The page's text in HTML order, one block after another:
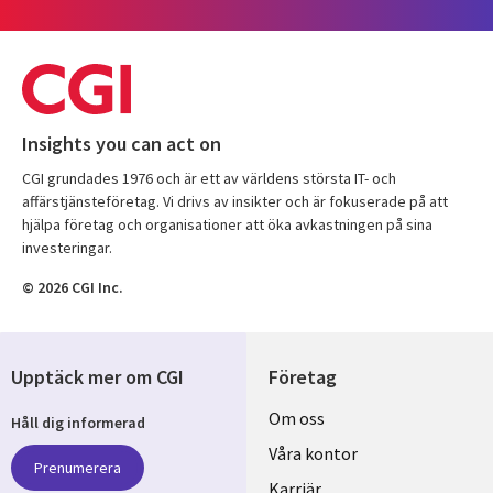
Insights you can act on
CGI grundades 1976 och är ett av världens största IT- och
affärstjänsteföretag. Vi drivs av insikter och är fokuserade på att
hjälpa företag och organisationer att öka avkastningen på sina
investeringar.
© 2026 CGI Inc.
Företag
Useful
links
Om oss
Våra kontor
Upptäck mer om CGI
Håll dig informerad
Prenumerera